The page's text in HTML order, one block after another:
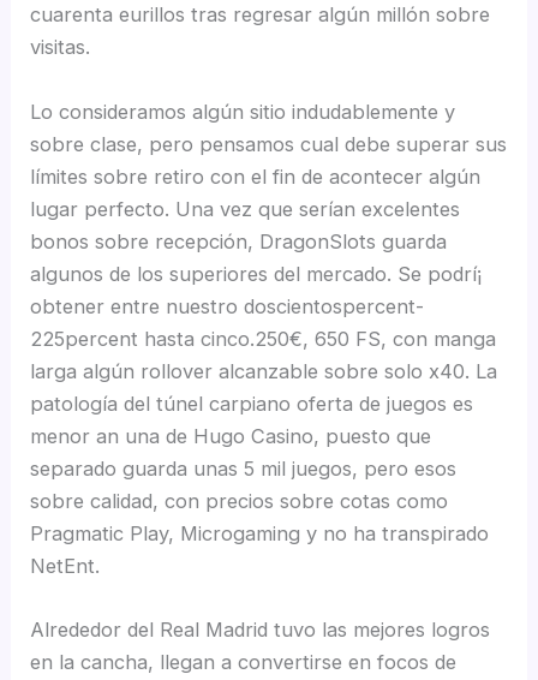
cuarenta eurillos tras regresar algún millón sobre
visitas.
Lo consideramos algún sitio indudablemente y
sobre clase, pero pensamos cual debe superar sus
límites sobre retiro con el fin de acontecer algún
lugar perfecto. Una vez que serían excelentes
bonos sobre recepción, DragonSlots guarda
algunos de los superiores del mercado. Se podrí¡
obtener entre nuestro doscientospercent-
225percent hasta cinco.250€, 650 FS, con manga
larga algún rollover alcanzable sobre solo x40. La
patologí­a del túnel carpiano oferta de juegos es
menor an una de Hugo Casino, puesto que
separado guarda unas 5 mil juegos, pero esos
sobre calidad, con precios sobre cotas como
Pragmatic Play, Microgaming y no ha transpirado
NetEnt.
Alrededor del Real Madrid tuvo las mejores logros
en la cancha, llegan a convertirse en focos de